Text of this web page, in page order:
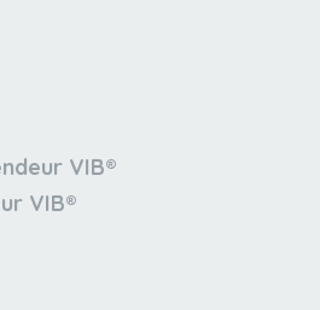
VIB®
VIB®